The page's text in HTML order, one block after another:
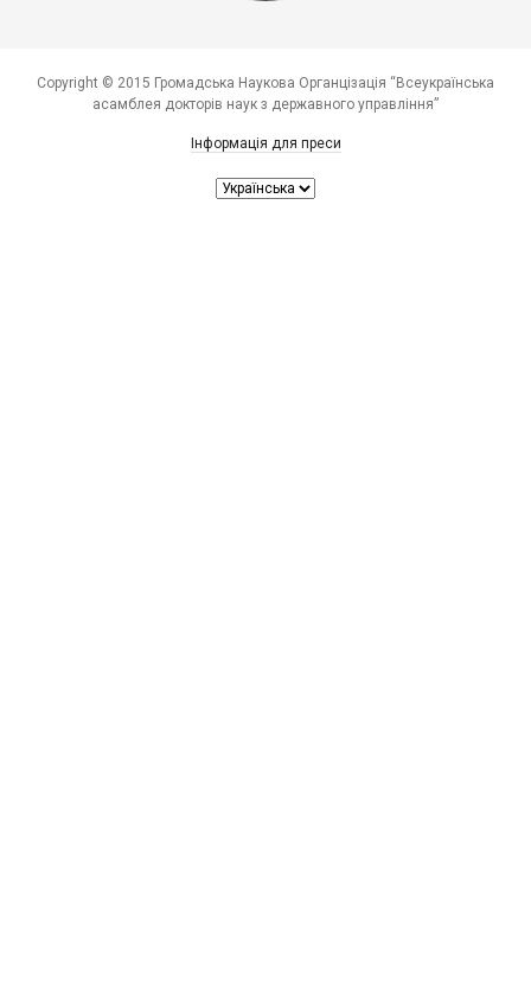
Copyright © 2015 Громадська Наукова Органцізація “Всеукраїнська
асамблея докторів наук з державного управління”
Інформація для преси